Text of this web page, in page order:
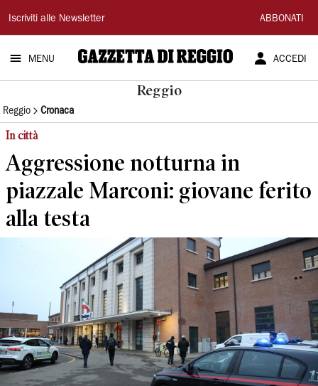
Gazzetta
di
Reggio
Iscriviti alle Newsletter ABBONATI
MENU ACCEDI
Reggio
Reggio Cronaca
In città
Aggressione notturna in
piazzale Marconi: giovane ferito
alla testa